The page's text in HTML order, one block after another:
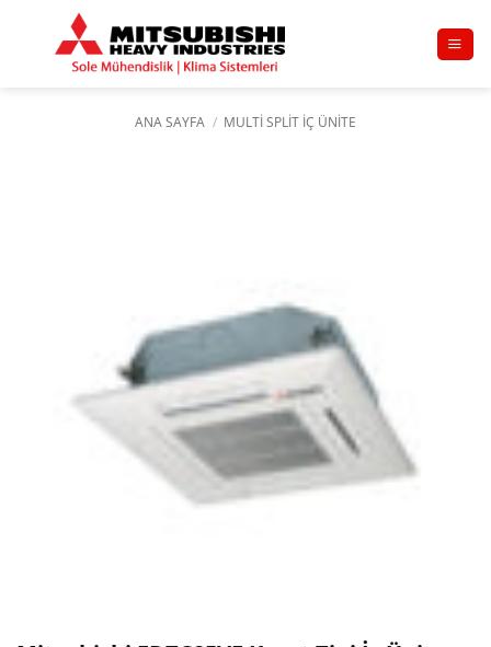
ANA SAYFA / MULTI SPLIT İÇ ÜNITE